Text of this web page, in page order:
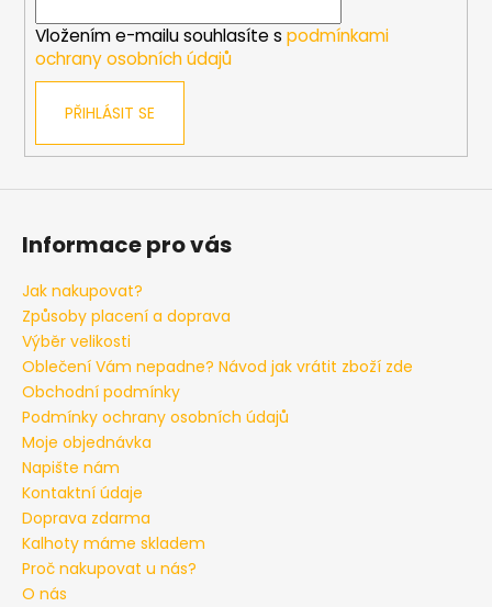
Vložením e-mailu souhlasíte s podmínkami
ochrany osobních údajů
PŘIHLÁSIT SE
Informace pro vás
Jak nakupovat?
Způsoby placení a doprava
Výběr velikosti
Oblečení Vám nepadne? Návod jak vrátit zboží zde
Obchodní podmínky
Podmínky ochrany osobních údajů
Moje objednávka
Napište nám
Kontaktní údaje
Doprava zdarma
Kalhoty máme skladem
Proč nakupovat u nás?
O nás